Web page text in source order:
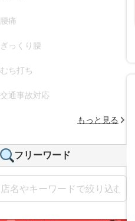
腰痛
ぎっくり腰
むち打ち
交通事故対応
もっと見る
フリーワード